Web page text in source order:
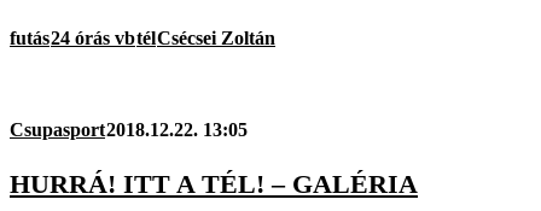
futás24 órás vbtélCsécsei Zoltán
Csupasport2018.12.22. 13:05
HURRÁ! ITT A TÉL! – GALÉRIA